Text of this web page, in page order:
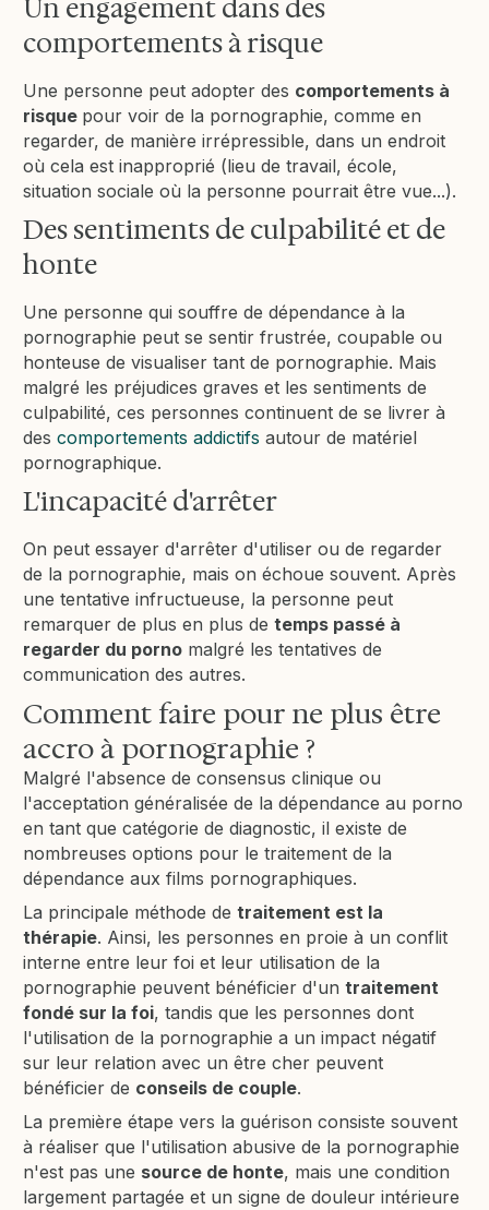
Un engagement dans des
comportements à risque
Une personne peut adopter des comportements à
risque pour voir de la pornographie, comme en
regarder, de manière irrépressible, dans un endroit
où cela est inapproprié (lieu de travail, école,
situation sociale où la personne pourrait être vue...).
Des sentiments de culpabilité et de
honte
Une personne qui souffre de dépendance à la
pornographie peut se sentir frustrée, coupable ou
honteuse de visualiser tant de pornographie. Mais
malgré les préjudices graves et les sentiments de
culpabilité, ces personnes continuent de se livrer à
descomportements addictifs autour de matériel
pornographique.
L'incapacité d'arrêter
On peut essayer d'arrêter d'utiliser ou de regarder
de la pornographie, mais on échoue souvent. Après
une tentative infructueuse, la personne peut
remarquer de plus en plus detemps passé à
regarder du porno malgré les tentatives de
communication des autres.
Comment faire pour ne plus être
accro à pornographie ?
Malgré l'absence de consensus clinique ou
l'acceptation généralisée de la dépendance au porno
en tant que catégorie de diagnostic, il existe de
nombreuses options pour le traitement de la
dépendance aux films pornographiques.
La principale méthode detraitement est la
thérapie. Ainsi, les personnes en proie à un conflit
interne entre leur foi et leur utilisation de la
pornographie peuvent bénéficier d'untraitement
fondé sur la foi, tandis que les personnes dont
l'utilisation de la pornographie a un impact négatif
sur leur relation avec un être cher peuvent
bénéficier de conseils de couple.
La première étape vers la guérison consiste souvent
à réaliser que l'utilisation abusive de la pornographie
n'est pas une source de honte, mais une condition
largement partagée et un signe de douleur intérieure